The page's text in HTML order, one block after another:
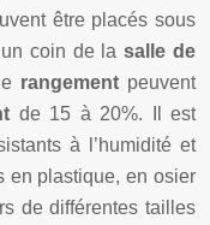
être placés sous
un coin de lasalle de
rangement peuvent
de 15 à 20%. Il est
à l’humidité et
en plastique, en osier
de différentes tailles